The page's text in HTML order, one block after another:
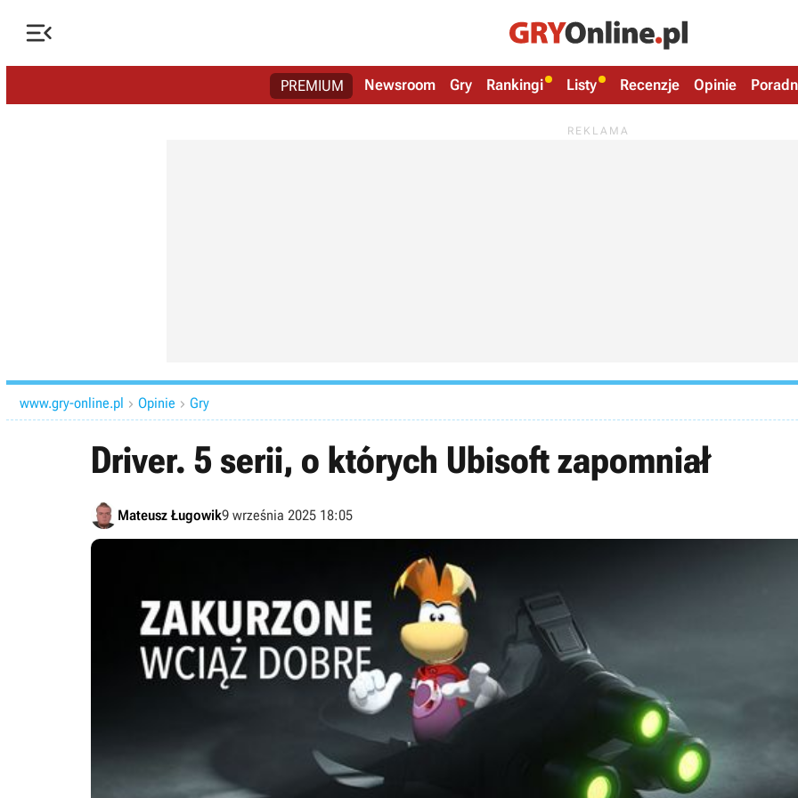

PREMIUM Newsroom Gry Rankingi Listy Recenzje Opinie
www.gry-online.pl  Opinie  Gry
Driver. 5 serii, o których Ubisoft zapomniał
Mateusz Ługowik9 września 2025 18:05